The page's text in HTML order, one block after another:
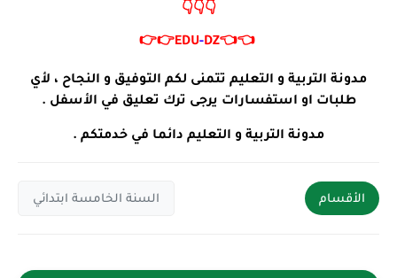
👇👇👇
👈👈
EDU-DZ
👉👉
مدونة التربية و التعليم تتمنى لكم التوفيق و النجاح ، لأي
طلبات او استفسارات يرجى ترك تعليق في الأسفل .
مدونة التربية و التعليم دائما في خدمتكم .
الأقسام السنة الخامسة ابتدائي